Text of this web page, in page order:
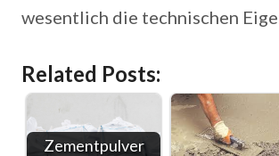
wesentlich die technischen
Related Posts:
Zementpulver